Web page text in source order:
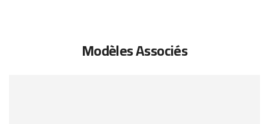
Modèles Associés